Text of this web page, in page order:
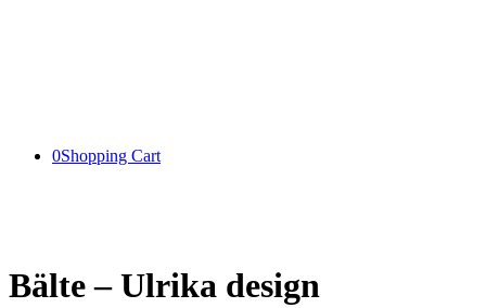
0Shopping Cart
Bälte – Ulrika design